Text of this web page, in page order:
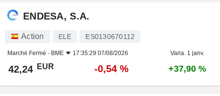
ENDESA, S.A.
Action ELE ES0130670112
Marché Fermé - BME 17:35:29 07/08/2026 Varia. 1 janv.
42,24 EUR -0,54 % +37,90 %